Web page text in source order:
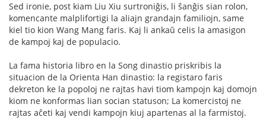
Sed ironie, post kiam Liu Xiu surtroniĝis, li ŝanĝis sian rolon,
komencante malplifortigi la aliajn grandajn familiojn, same
kiel tio kion Wang Mang faris. Kaj li ankaŭ celis la amasigon
de kampoj kaj de populacio.
La fama historia libro en la Song dinastio priskribis la
situacion de la Orienta Han dinastio: la registaro faris
dekreton ke la popoloj ne rajtas havi tiom kampojn kaj domojn
kiom ne konformas lian socian statuson; La komercistoj ne
rajtas aĉeti kaj vendi kampojn kiuj apartenas al la farmistoj.